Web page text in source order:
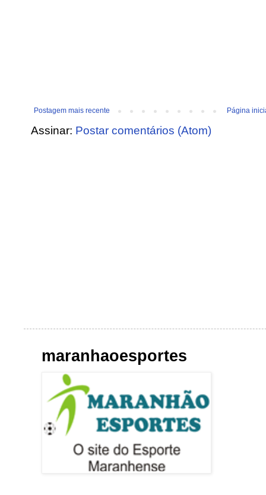
Postagem mais recente Página
Assinar: Postar comentários (Atom)
maranhaoesportes